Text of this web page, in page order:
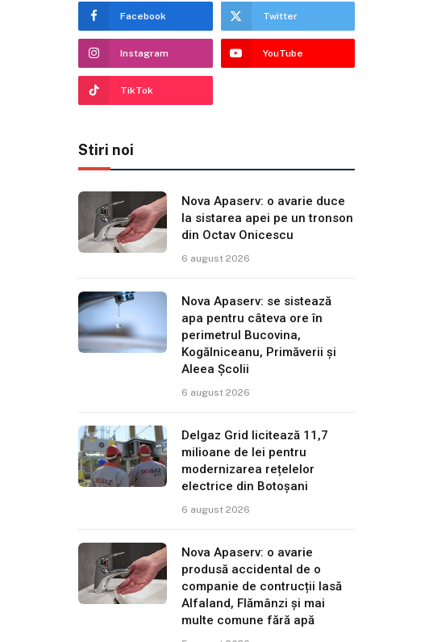
Facebook Twitter
Instagram YouTube
TikTok
Stiri noi
Nova Apaserv: o avarie duce
la sistarea apei pe un tronson
din Octav Onicescu
6 august 2026
Nova Apaserv: se sistează
apa pentru câteva ore în
perimetrul Bucovina,
Kogălniceanu, Primăverii și
Aleea Școlii
6 august 2026
Delgaz Grid licitează 11,7
milioane de lei pentru
modernizarea rețelelor
electrice din Botoșani
6 august 2026
Nova Apaserv: o avarie
produsă accidental de o
companie de contrucții lasă
Alfaland, Flămânzi și mai
multe comune fără apă